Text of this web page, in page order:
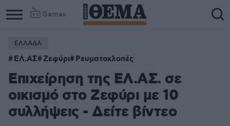
Games
ΕΛΛΑΔΑ
ΕΛ.ΑΣ Ζεφύρι Ρευματοκλοπές
Επιχείρηση της ΕΛ.ΑΣ. σε
οικισμό στο Ζεφύρι με 10
συλλήψεις - Δείτε βίντεο